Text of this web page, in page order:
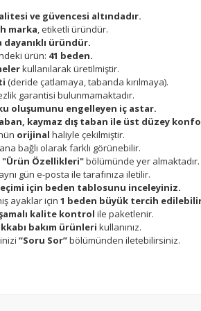
ve güvencesi altındadır.
marka, etiketli üründür.
dayanıklı üründür.
ürün: 41 beden.
kullanılarak üretilmiştir.
(deride çatlamaya, tabanda kırılmaya).
garantisi bulunmamaktadır.
oluşumunu engelleyen iç astar.
kaymaz dış taban ile üst düzey
orijinal haliyle çekilmiştir.
bağlı olarak farklı görünebilir.
"Ürün Özellikleri"bölümünde yer almaktadır.
aynı gün e-posta ile tarafınıza iletilir.
için beden tablosunu inceleyiniz.
ayaklar için 1 beden büyük tercih
kalite kontrol ile paketlenir.
bakım ürünleri kullanınız.
“Soru Sor”bölümünden iletebilirsiniz.